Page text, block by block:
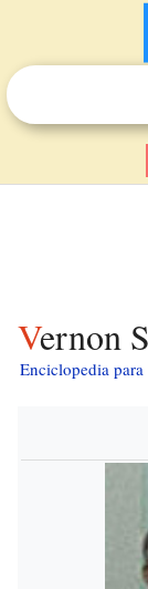
Vernon
Enciclopedia